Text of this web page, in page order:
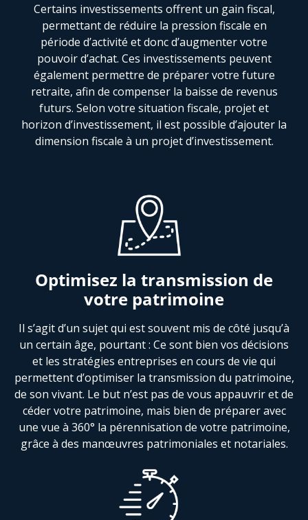
Certains investissements offrent un gain fiscal,
permettant de réduire la pression fiscale en
période d’activité et donc d’augmenter votre
pouvoir d’achat. Ces investissements peuvent
également permettre de préparer votre future
retraite, afin de compenser la baisse de revenus
futurs. Selon votre situation fiscale, projet et
horizon d’investissement, il est possible d’ajouter la
dimension fiscale à un projet d’investissement.
Optimisez la transmission de
votre patrimoine
Il s’agit d’un sujet qui est souvent mis de côté jusqu’à
un certain âge, pourtant : Ce sont bien vos décisions
et les stratégies entreprises en cours de vie qui
permettent d’optimiser la transmission du patrimoine,
de son vivant. Le but n’est pas de vous appauvrir et de
céder votre patrimoine, mais bien de préparer avec
une vue à 360° la pérennisation de votre patrimoine,
grâce à des manœuvres patrimoniales et notariales.